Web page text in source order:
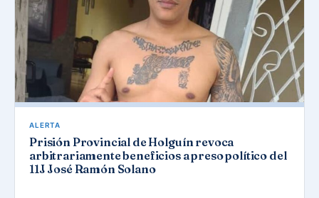
ALERTA
Prisión Provincial de Holguín revoca
arbitrariamente beneficios a preso político del
11J José Ramón Solano